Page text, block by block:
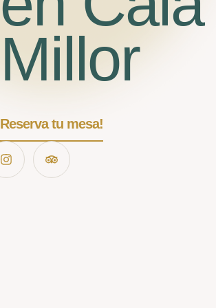
Millor
Reserva tu mesa!